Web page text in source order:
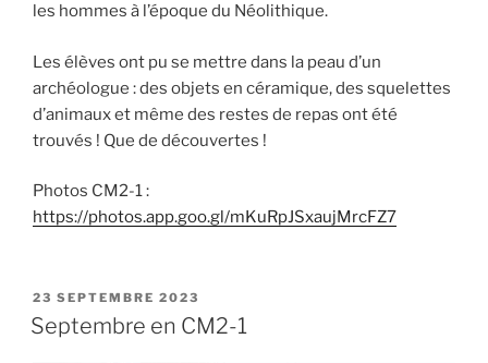
les hommes à l’époque du Néolithique.
Les élèves ont pu se mettre dans la peau d’un
archéologue : des objets en céramique, des squelettes
d’animaux et même des restes de repas ont été
trouvés ! Que de découvertes !
Photos CM2-1 :
https://photos.app.goo.gl/mKuRpJSxaujMrcFZ7
PUBLIÉ
LE
23 SEPTEMBRE 2023
Septembre en CM2-1